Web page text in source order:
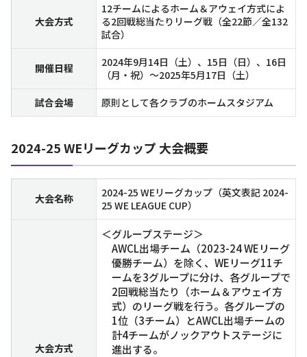
大会方式
12チームによるホーム＆アウェイ方式によ
る2回戦総当たりリーグ戦（全22節／全132
試合）
開催日程
2024年9月14日（土）、15日（日）、16日
（月・祝）～2025年5月17日（土）
試合会場
原則として各クラブのホームスタジアム
2024-25 WEリーグカップ 大会概要
大会名称
2024-25 WEリーグカップ（英文表記 2024-
25 WE LEAGUE CUP）
大会方式
＜グループステージ＞
AWCL出場チーム（2023-24 WEリーグ
優勝チーム）を除く、WEリーグ11チ
ームを3グループに分け、各グループで
2回戦総当たり（ホーム＆アウェイ方
式）のリーグ戦を行う。各グループの
1位（3チーム）とAWCL出場チームの
計4チームがノックアウトステージに
進出する。